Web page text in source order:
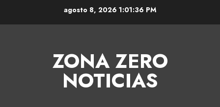
agosto 8, 20261:01:37 PM
ZONA ZERO
NOTICIAS